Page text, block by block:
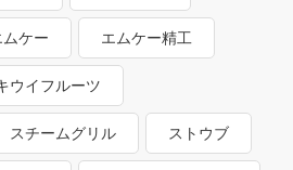
ムケー エムケー精工
ウイフルーツ
スチームグリル ストウブ